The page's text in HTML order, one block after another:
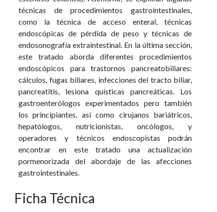
técnicas de procedimientos gastrointestinales,
como la técnica de acceso enteral, técnicas
endoscópicas de pérdida de peso y técnicas de
endosonografía extraintestinal. En la última sección,
este tratado aborda diferentes procedimientos
endoscópicos para trastornos pancreatobiliares:
cálculos, fugas biliares, infecciones del tracto biliar,
pancreatitis, lesiona quísticas pancreáticas. Los
gastroenterólogos experimentados pero también
los principiantes, así como cirujanos bariátricos,
hepatólogos, nutricionistas, oncólogos, y
operadores y técnicos endoscopistas podrán
encontrar en este tratado una actualización
pormenorizada del abordaje de las afecciones
gastrointestinales.
Ficha Técnica